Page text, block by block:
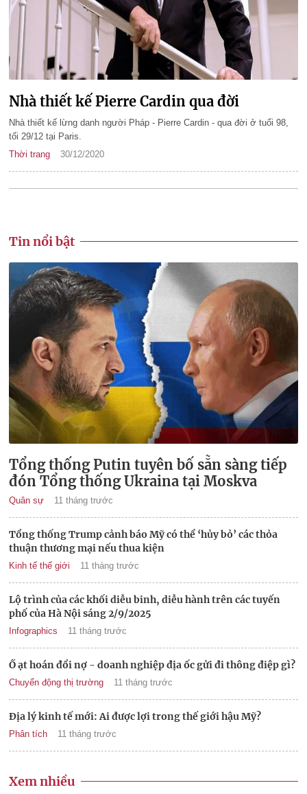
Nhà thiết kế Pierre Cardin qua đời
Nhà thiết kế lừng danh người Pháp - Pierre Cardin - qua đời ở tuổi 98,
tối 29/12 tại Paris.
Thời trang
30/12/2020
Tin nổi bật
Tổng thống Putin tuyên bố sẵn sàng tiếp
đón Tổng thống Ukraina tại Moskva
Quân sự 11 tháng trước
Tổng thống Trump cảnh báo Mỹ có thể ‘hủy bỏ’ các thỏa
thuận thương mại nếu thua kiện
Kinh tế thế giới 11 tháng trước
Lộ trình của các khối diễu binh, diễu hành trên các tuyến
phố của Hà Nội sáng 2/9/2025
Infographics 11 tháng trước
Ồ ạt hoán đổi nợ - doanh nghiệp địa ốc gửi đi thông điệp gì?
Chuyển động thị trường 11 tháng trước
Địa lý kinh tế mới: Ai được lợi trong thế giới hậu Mỹ?
Phân tích 11 tháng trước
Xem nhiều